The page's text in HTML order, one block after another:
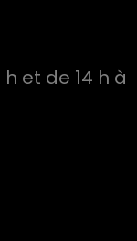
et de 14 h à